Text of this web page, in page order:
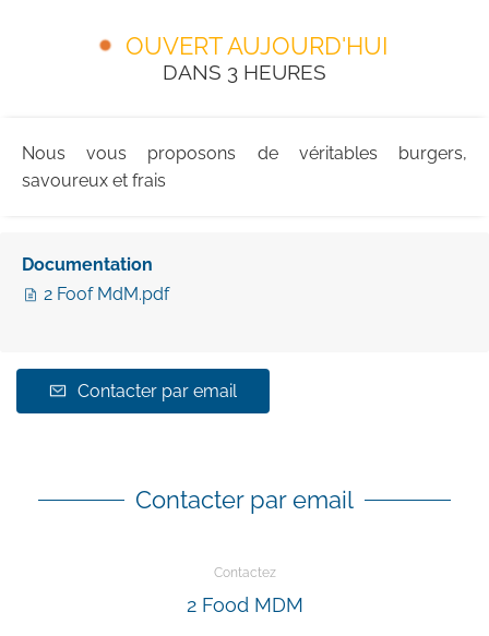
OUVERT AUJOURD'HUI
DANS 3 HEURES
Nous vous proposons de véritables burgers,
savoureux et frais
Documentation
2 Foof MdM.pdf
Contacter par email
Contacter par email
Contactez
2 Food MDM